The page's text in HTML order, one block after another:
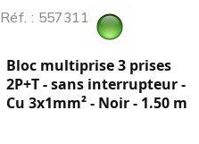
Réf. : 557311
Bloc multiprise 3 prises
2P+T - sans interrupteur -
Cu 3x1mm² - Noir - 1.50 m